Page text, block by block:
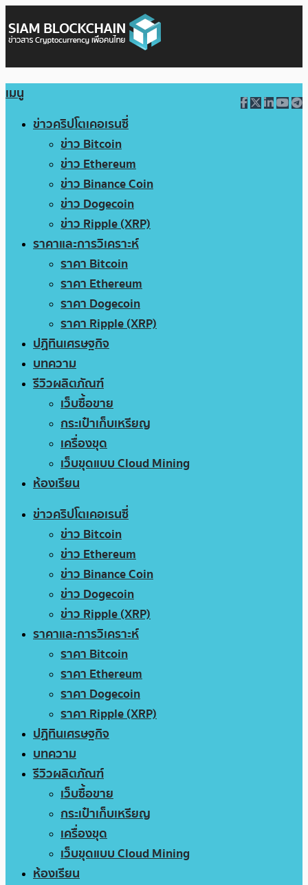
เมนู
ข่าวคริปโตเคอเรนซี่
ข่าว Bitcoin
ข่าว Ethereum
ข่าว Binance Coin
ข่าว Dogecoin
ข่าว Ripple (XRP)
ราคาและการวิเคราะห์
ราคา Bitcoin
ราคา Ethereum
ราคา Dogecoin
ราคา Ripple (XRP)
ปฏิทินเศรษฐกิจ
บทความ
รีวิวผลิตภัณฑ์
เว็บซื้อขาย
กระเป๋าเก็บเหรียญ
เครื่องขุด
เว็บขุดแบบ Cloud Mining
ห้องเรียน
ข่าวคริปโตเคอเรนซี่
ข่าว Bitcoin
ข่าว Ethereum
ข่าว Binance Coin
ข่าว Dogecoin
ข่าว Ripple (XRP)
ราคาและการวิเคราะห์
ราคา Bitcoin
ราคา Ethereum
ราคา Dogecoin
ราคา Ripple (XRP)
ปฏิทินเศรษฐกิจ
บทความ
รีวิวผลิตภัณฑ์
เว็บซื้อขาย
กระเป๋าเก็บเหรียญ
เครื่องขุด
เว็บขุดแบบ Cloud Mining
ห้องเรียน